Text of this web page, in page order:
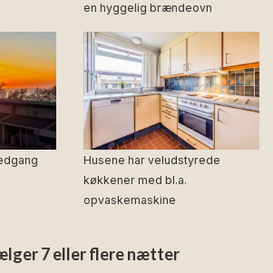
en hyggelig brændeovn
Husene har veludstyrede
køkkener med bl.a.
opvaskemaskine
7 eller flere nætter